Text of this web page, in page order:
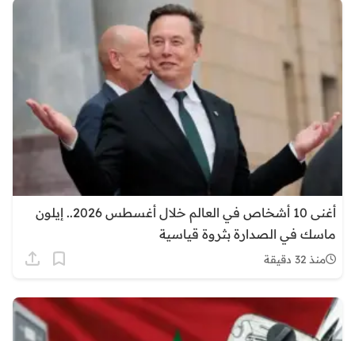
أغنى 10 أشخاص في العالم خلال أغسطس 2026.. إيلون
ماسك في الصدارة بثروة قياسية
منذ 32 دقيقة